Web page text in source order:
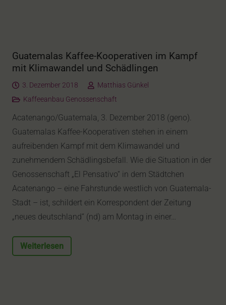
Guatemalas Kaffee-Kooperativen im Kampf
mit Klimawandel und Schädlingen
3. Dezember 2018
Matthias Günkel
Kaffeeanbau Genossenschaft
Acatenango/Guatemala, 3. Dezember 2018 (geno).
Guatemalas Kaffee-Kooperativen stehen in einem
aufreibenden Kampf mit dem Klimawandel und
zunehmendem Schädlingsbefall. Wie die Situation in der
Genossenschaft „El Pensativo“ in dem Städtchen
Acatenango – eine Fahrstunde westlich von Guatemala-
Stadt – ist, schildert ein Korrespondent der Zeitung
„neues deutschland“ (nd) am Montag in einer…
Weiterlesen